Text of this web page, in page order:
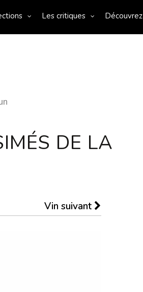
Les critiques Découvrez
DE LA
Vin suivant